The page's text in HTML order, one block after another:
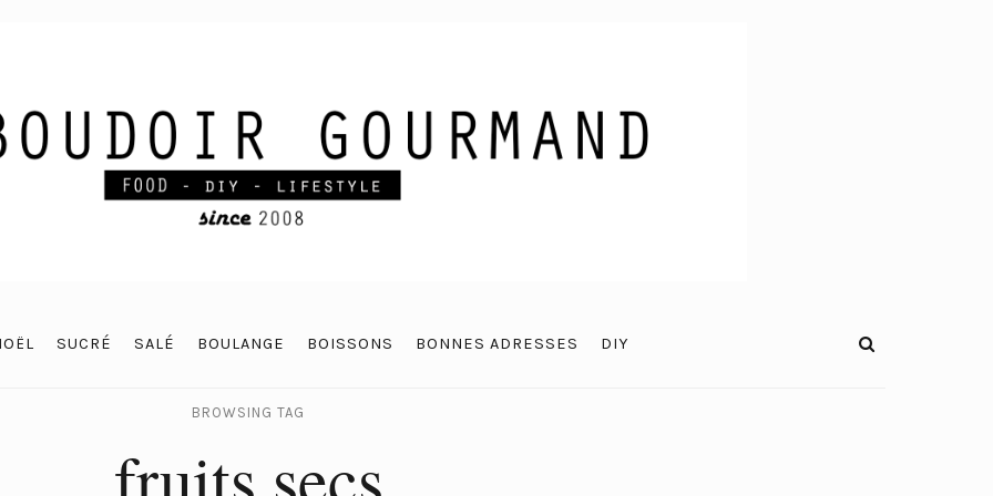
SUCRÉ SALÉ BOULANGE BOISSONS BONNES ADRESSES DIY
BROWSING TAG
fruits secs